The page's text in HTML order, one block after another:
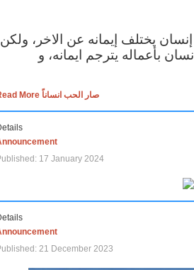
إنسان يختلف إيمانه عن الاخر، ولكن
بأعماله يترجم ايمانه، و
Read More صار الحب انساناً
17 January 2024
21 December 2023